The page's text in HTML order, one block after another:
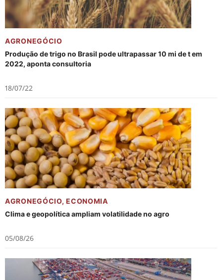
AGRONEGÓCIO
Produção de trigo no Brasil pode ultrapassar 10 mi de t em
2022, aponta consultoria
18/07/22
AGRONEGÓCIO,ECONOMIA
Clima e geopolítica ampliam volatilidade no agro
05/08/26